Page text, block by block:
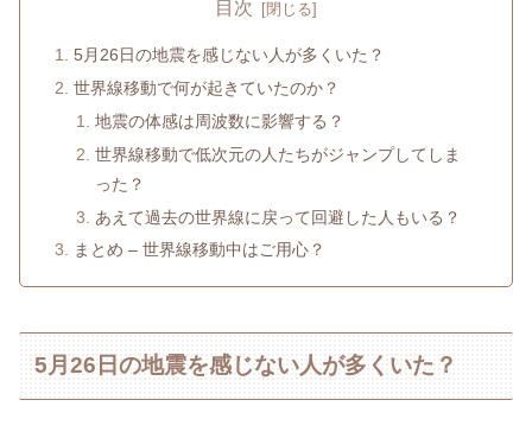
目次
5月26日の地震を感じない人が多くいた？
世界線移動で何が起きていたのか？
地震の体感は周波数に影響する？
世界線移動で低次元の人たちがジャンプしてしま
った？
あえて過去の世界線に戻って回避した人もいる？
まとめ – 世界線移動中はご用心？
5月26日の地震を感じない人が多くいた？